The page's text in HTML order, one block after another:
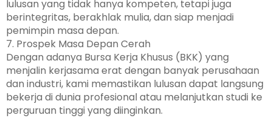
lulusan yang tidak hanya kompeten, tetapi juga
berintegritas, berakhlak mulia, dan siap menjadi
pemimpin masa depan.
7. Prospek Masa Depan Cerah
Dengan adanya Bursa Kerja Khusus (BKK) yang
menjalin kerjasama erat dengan banyak perusahaan
dan industri, kami memastikan lulusan dapat langsung
bekerja di dunia profesional atau melanjutkan studi ke
perguruan tinggi yang diinginkan.